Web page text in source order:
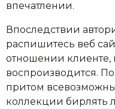
впечатлении.
Впоследствии
распишитесь веб
отношении клиенте,
воспроизводится.
притом
коллекции бирлять